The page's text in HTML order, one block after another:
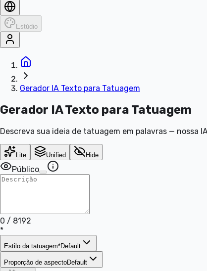
Estúdio
Gerador IA Texto para Tatuagem
Gerador IA Texto para Tatuagem
Descreva sua ideia de tatuagem em palavras — nossa
Lite Unified Hide
Público
0 / 8192
*
Estilo da tatuagem*Default
Proporção de aspectoDefault